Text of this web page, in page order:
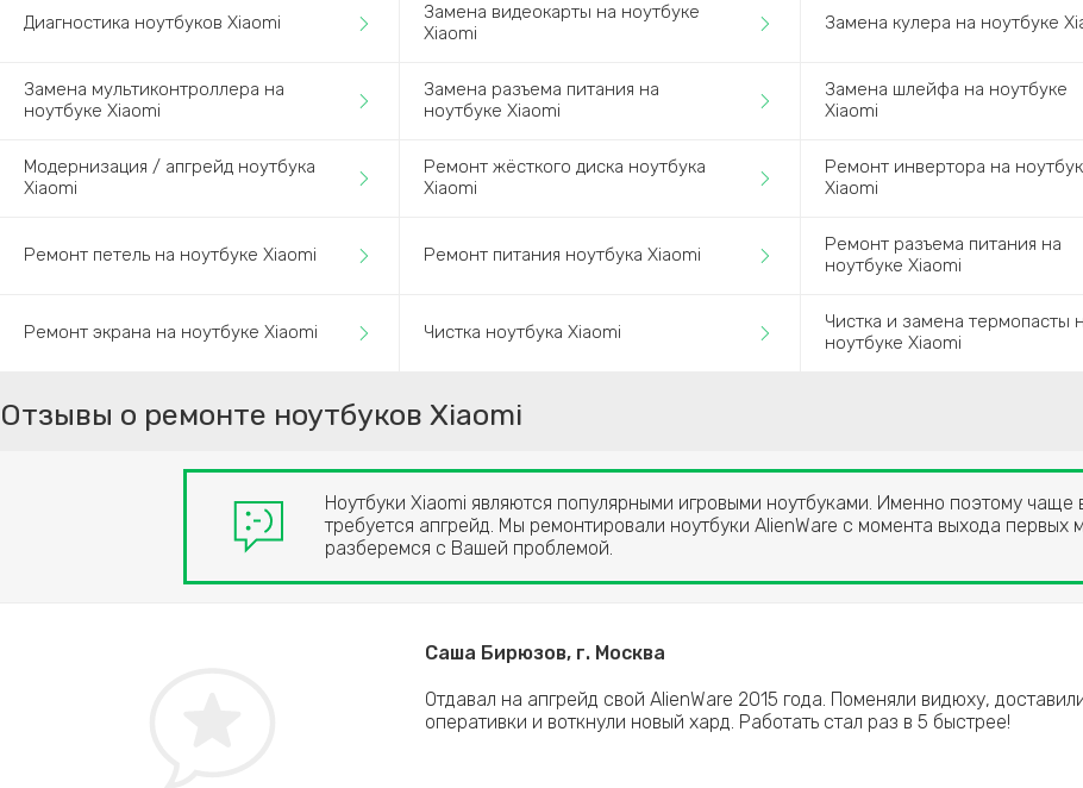
Диагностика ноутбуков Xiaomi
Замена видеокарты на ноутбуке
Xiaomi
Замена кулера на ноутбуке
Замена мультиконтроллера на
ноутбуке Xiaomi
Замена разъема питания на
ноутбуке Xiaomi
Замена шлейфа на ноутбуке
Xiaomi
Модернизация / апгрейд ноутбука
Xiaomi
Ремонт жёсткого диска ноутбука
Xiaomi
Ремонт инвертора на
Xiaomi
Ремонт петель на ноутбуке Xiaomi Ремонт питания ноутбука Xiaomi
Ремонт разъема питания на
ноутбуке Xiaomi
Ремонт экрана на ноутбуке Xiaomi Чистка ноутбука Xiaomi
Чистка и замена термопасты
ноутбуке Xiaomi
Отзывы о ремонте ноутбуков Xiaomi
Ноутбуки Xiaomi являются популярными игровыми ноутбуками. Именно поэтому
требуется апгрейд. Мы ремонтировали ноутбуки AlienWare с момента выхода первых
разберемся с Вашей проблемой.
Саша Бирюзов, г. Москва
Отдавал на апгрейд свой AlienWare 2015 года. Поменяли видюху,
оперативки и воткнули новый хард. Работать стал раз в 5 быстрее!